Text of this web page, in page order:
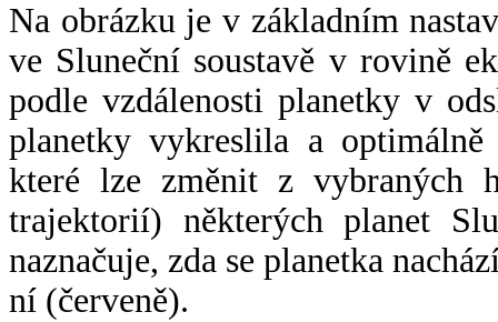
Na obrázku je v základním
ve Sluneční soustavě v rovině
podle vzdálenosti planetky v
planetky vykreslila a
které lze změnit z vybraných
trajektorií) některých planet
naznačuje, zda se planetka
ní (červeně).